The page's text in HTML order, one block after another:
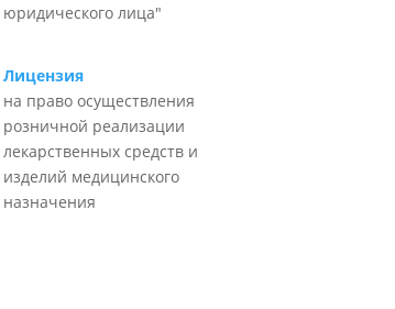
юридического лица"
Лицензия
на право осуществления
розничной реализации
лекарственных средств и
изделий медицинского
назначения